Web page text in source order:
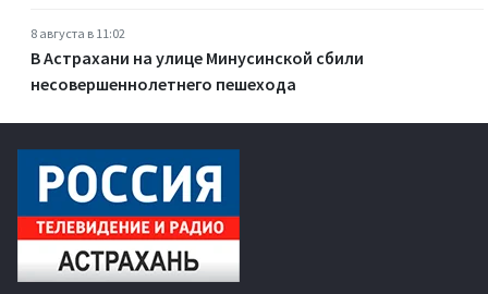
8 августа в 11:02
В Астрахани на улице Минусинской сбили
несовершеннолетнего пешехода